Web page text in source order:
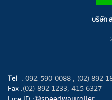
บริษัท
Tel : 092-590-0088 , (02) 892
Fax :(02) 892 1233, 415 6327